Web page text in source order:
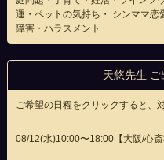
運・ペットの気持ち・ シンママ
障害・ハラスメント
天悠先生
ご希望の日程をクリックすると、
08/12(水)10:00〜18:00【大阪/心斎